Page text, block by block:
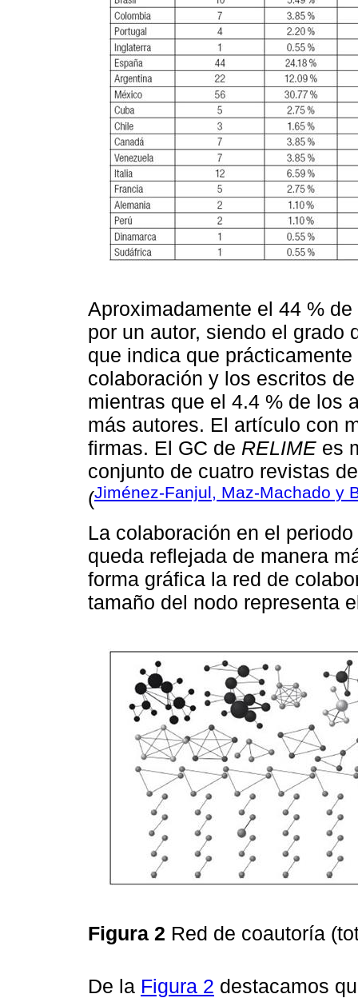
Aproximadamente el 44 %
por un autor, siendo el grado
que indica que
colaboración y los escritos
mientras que el 4.4 % de los
más autores. El artículo con
ﬁrmas. El GC de RELIME es
conjunto de cuatro revistas
(Jiménez-Fanjul, Maz-Machado y
La colaboración en el
queda reﬂejada de manera
forma gráﬁca la red de
tamaño del nodo representa
Figura 2 Red de coautoría
De la Figura 2 destacamos